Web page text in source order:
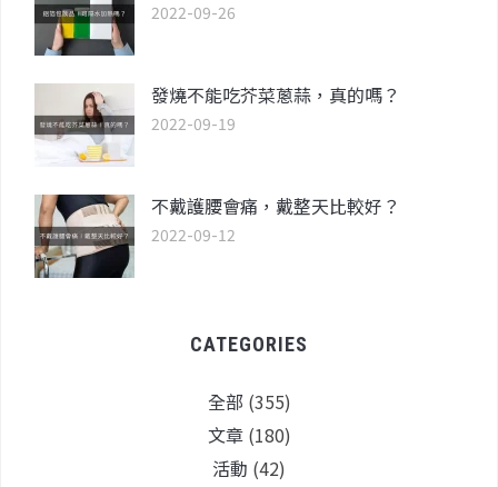
2022-09-26
發燒不能吃芥菜蔥蒜，真的嗎？
2022-09-19
不戴護腰會痛，戴整天比較好？
2022-09-12
CATEGORIES
全部 (355)
文章(180)
活動 (42)